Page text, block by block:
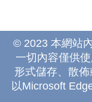
© 2023 本網站
一切內容僅供
形式儲存、散
以Microsoft